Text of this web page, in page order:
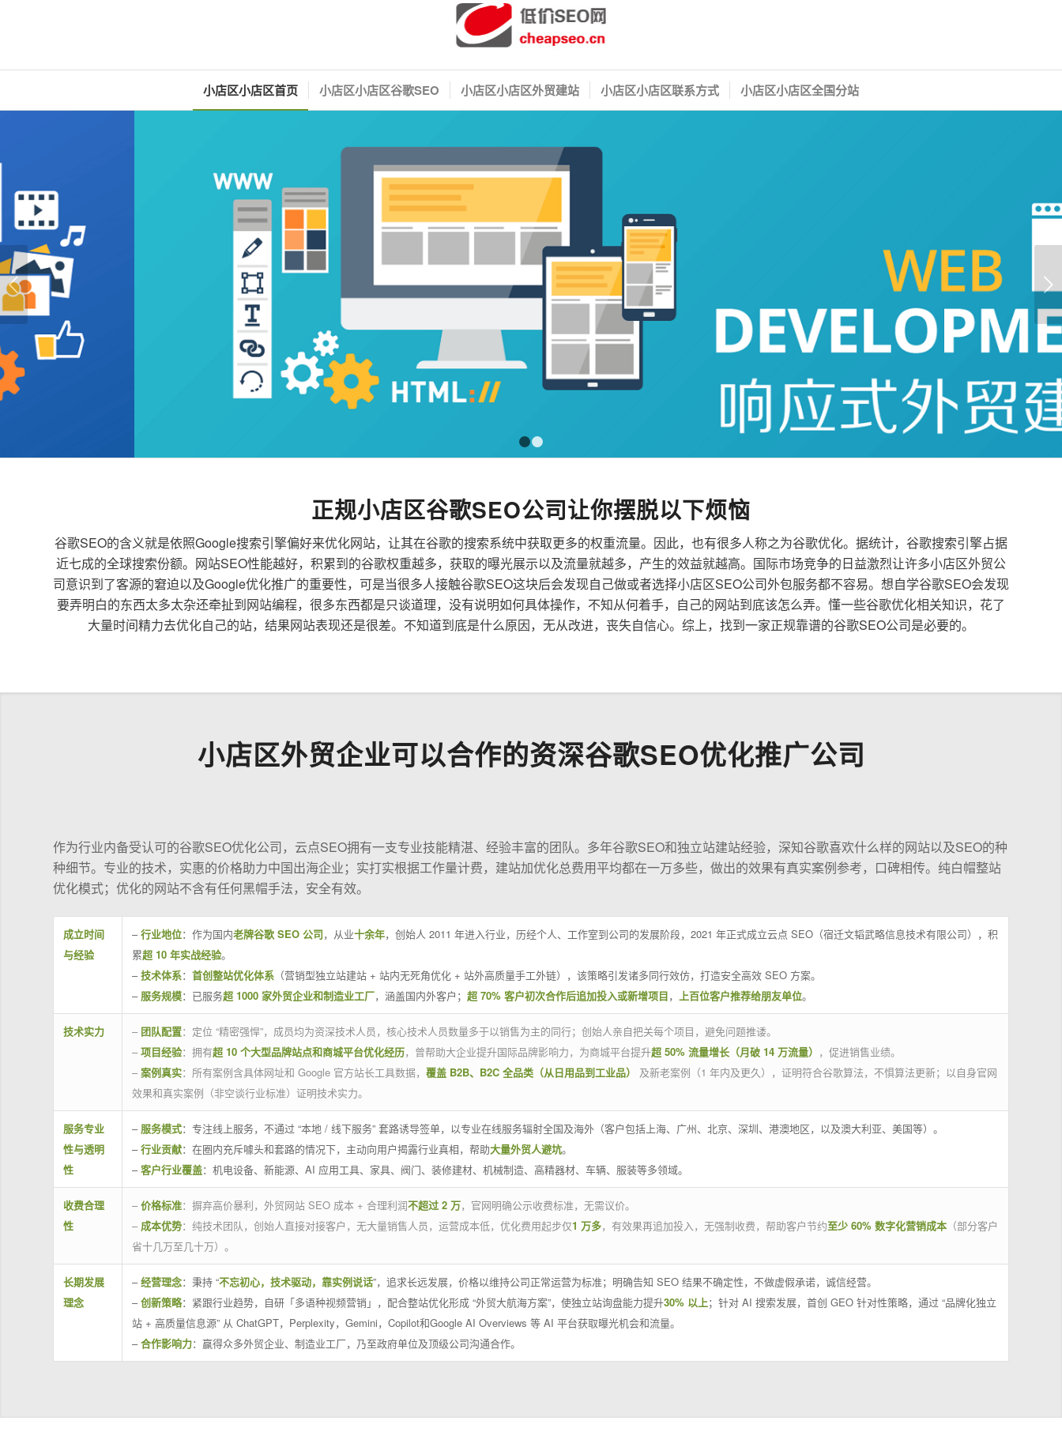
小店区小店区首页 小店区小店区谷歌SEO 小店区小店区外贸建站 小店区小店区联系方式 小店区小店区全国分站
下一页
正规小店区谷歌SEO公司让你摆脱以下烦恼
谷歌SEO的含义就是依照Google搜索引擎偏好来优化网站，让其在谷歌的搜索系统中获取更多的权重流量。因此，也有很多人称之为谷歌优化。据统计，谷歌搜索引擎占据
近七成的全球搜索份额。网站SEO性能越好，积累到的谷歌权重越多，获取的曝光展示以及流量就越多，产生的效益就越高。国际市场竞争的日益激烈让许多小店区外贸公
司意识到了客源的窘迫以及Google优化推广的重要性，可是当很多人接触谷歌SEO这块后会发现自己做或者选择小店区SEO公司外包服务都不容易。想自学谷歌SEO会发现
要弄明白的东西太多太杂还牵扯到网站编程，很多东西都是只谈道理，没有说明如何具体操作，不知从何着手，自己的网站到底该怎么弄。懂一些谷歌优化相关知识，花了
大量时间精力去优化自己的站，结果网站表现还是很差。不知道到底是什么原因，无从改进，丧失自信心。综上，找到一家正规靠谱的谷歌SEO公司是必要的。
小店区外贸企业可以合作的资深谷歌SEO优化推广公司
作为行业内备受认可的谷歌SEO优化公司，云点SEO拥有一支专业技能精湛、经验丰富的团队。多年谷歌SEO和独立站建站经验，深知谷歌喜欢什么样的网站以及SEO的种
种细节。专业的技术，实惠的价格助力中国出海企业；实打实根据工作量计费，建站加优化总费用平均都在一万多些，做出的效果有真实案例参考，口碑相传。纯白帽整站
优化模式；优化的网站不含有任何黑帽手法，安全有效。
成立时间
与经验
–行业地位：作为国内老牌谷歌 SEO 公司，从业十余年，创始人 2011 年进入行业，历经个人、工作室到公司的发展阶段，2021 年正式成立云点 SEO（宿迁文韬武略信息技术有限公司），积
累超 10 年实战经验。
–技术体系： 首创整站优化体系 （营销型独立站建站 + 站内无死角优化 + 站外高质量手工外链），该策略引发诸多同行效仿，打造安全高效 SEO 方案。
– 服务规模：已服务超 1000 家外贸企业和制造业工厂，涵盖国内外客户； 超 70% 客户初次合作后追加投入或新增项目， 上百位客户推荐给朋友单位。
技术实力 – 团队配置：定位 “精密强悍”，成员均为资深技术人员，核心技术人员数量多于以销售为主的同行；创始人亲自把关每个项目，避免问题推诿。
– 项目经验：拥有超 10 个大型品牌站点和商城平台优化经历，曾帮助大企业提升国际品牌影响力，为商城平台提升超 50% 流量增长（月破 14 万流量） ，促进销售业绩。
– 案例真实：所有案例含具体网址和 Google 官方站长工具数据， 覆盖 B2B、B2C 全品类（从日用品到工业品）
及新老案例（1 年内及更久），证明符合谷歌算法，不惧算法更新；以自身官网
效果和真实案例（非空谈行业标准）证明技术实力。
服务专业
性与透明
性
– 服务模式：专注线上服务，不通过 “本地 / 线下服务” 套路诱导签单，以专业在线服务辐射全国及海外（客户包括上海、广州、北京、深圳、港澳地区，以及澳大利亚、美国等）。
–行业贡献：在圈内充斥噱头和套路的情况下，主动向用户揭露行业真相，帮助大量外贸人避坑。
–客户行业覆盖：机电设备、新能源、AI 应用工具、家具、阀门、装修建材、机械制造、高精器材、车辆、服装等多领域。
收费合理
性
– 价格标准：摒弃高价暴利，外贸网站 SEO 成本 + 合理利润不超过 2 万，官网明确公示收费标准，无需议价。
– 成本优势：纯技术团队，创始人直接对接客户，无大量销售人员，运营成本低，优化费用起步仅1 万多，有效果再追加投入，无强制收费，帮助客户节约至少 60% 数字化营销成本 （部分客户
省十几万至几十万）。
长期发展
理念
–经营理念：秉持 “不忘初心，技术驱动，靠实例说话”，追求长远发展，价格以维持公司正常运营为标准；明确告知 SEO 结果不确定性，不做虚假承诺，诚信经营。
–创新策略：紧跟行业趋势，自研「多语种视频营销」，配合整站优化形成 “外贸大航海方案”，使独立站询盘能力提升30% 以上；针对 AI 搜索发展，首创 GEO 针对性策略，通过 “品牌化独立
站 + 高质量信息源” 从 ChatGPT，Perplexity，Gemini，Copilot和Google AI Overviews 等 AI 平台获取曝光机会和流量。
–合作影响力：赢得众多外贸企业、制造业工厂，乃至政府单位及顶级公司沟通合作。